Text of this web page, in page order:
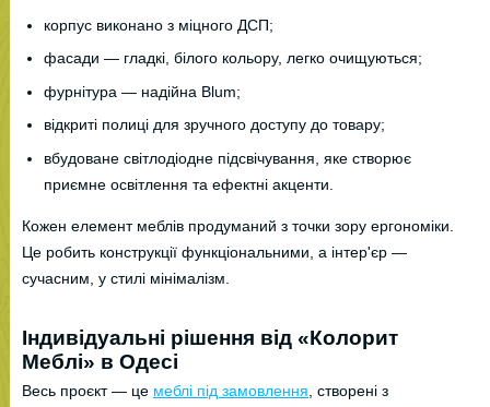
корпус виконано з міцного ДСП;
фасади — гладкі, білого кольору, легко очищуються;
фурнітура — надійна Blum;
відкриті полиці для зручного доступу до товару;
вбудоване світлодіодне підсвічування, яке створює
приємне освітлення та ефектні акценти.
Кожен елемент меблів продуманий з точки зору ергономіки.
Це робить конструкції функціональними, а інтер'єр —
сучасним, у стилі мінімалізм.
Індивідуальні рішення від «Колорит
Меблі» в Одесі
Весь проєкт — це меблі під замовлення, створені з